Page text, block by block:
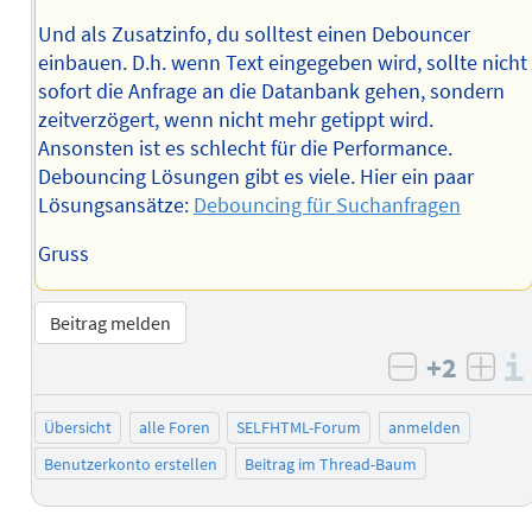
Und als Zusatzinfo, du solltest einen Debouncer
einbauen. D.h. wenn Text eingegeben wird, sollte nicht
sofort die Anfrage an die Datanbank gehen, sondern
zeitverzögert, wenn nicht mehr getippt wird.
Ansonsten ist es schlecht für die Performance.
Debouncing Lösungen gibt es viele. Hier ein paar
Lösungsansätze: Debouncing für Suchanfragen
Gruss
Beitrag melden
negativ
+2
Übersicht alle Foren SELFHTML-Forum
anmelden
Benutzerkonto erstellen
Beitrag im Thread-Baum